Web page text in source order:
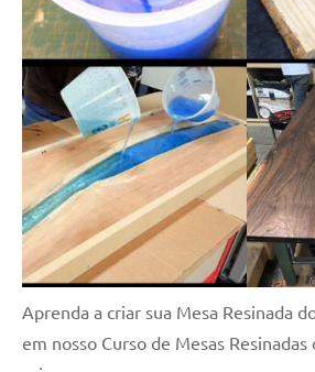
Aprenda a criar sua Mesa Resinada
em nosso Curso de Mesas